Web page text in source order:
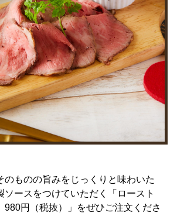
のものの旨みをじっくりと味わいた
ソースをつけていただく「ロースト
980円（税抜）」をぜひご注文くださ